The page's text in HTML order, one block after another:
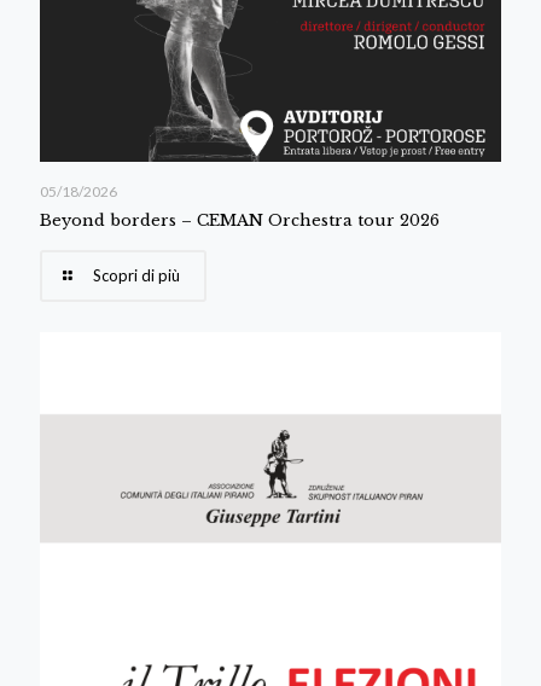
05/18/2026
Beyond borders – CEMAN Orchestra tour 2026
Scopri di più